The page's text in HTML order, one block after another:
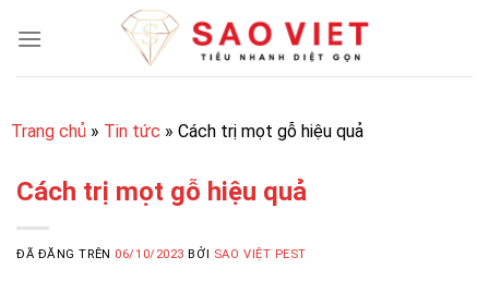
đến
Trang chủ» Tin tức » Cách trị mọt gỗ hiệu quả
Cách trị mọt gỗ hiệu quả
ĐÃ ĐĂNG TRÊN 06/10/2023 BỞI SAO VIỆT PEST